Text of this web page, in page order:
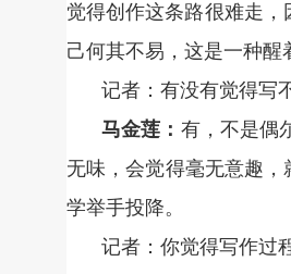
觉得创作这条路很难走
己何其不易，这是一种
记者：有没有觉得写
马金莲： 有，不是偶
无味，会觉得毫无意趣
学举手投降。
记者：你觉得写作过